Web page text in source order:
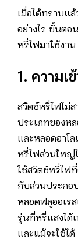
เมื่อได้ทราบแ
อย่างไร ขั้นตอ
หรี่ไฟมาใช้งาน
1. ความเ
สวิตช์หรี่ไฟไม่
ประเภทของห
และหลอดฮาโล
หรี่ไฟส่วนใหญ่
ใช้สวิตช์หรี่ไฟ
กับส่วนประกอ
หลอดฟลูออเร
รุ่นที่หรี่แสงได้
และแม้จะใช้ไ